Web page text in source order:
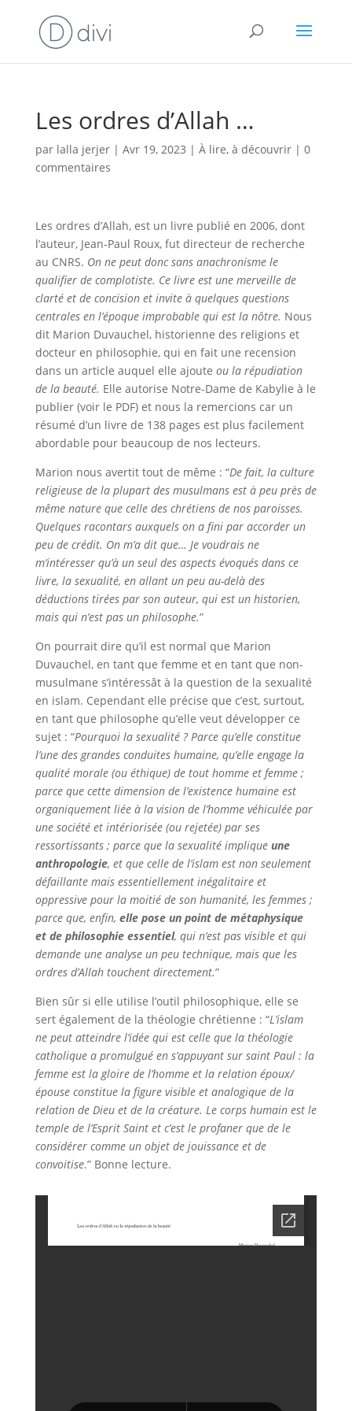
Les ordres d’Allah …
par lalla jerjer| Avr 19, 2023 | À lire, à découvrir| 0
commentaires
Les ordres d’Allah, est un livre publié en 2006, dont
l’auteur, Jean-Paul Roux, fut directeur de recherche
au CNRS. On ne peut donc sans anachronisme le
qualifier de complotiste. Ce livre est une merveille de
clarté et de concision et invite à quelques questions
centrales en l’époque improbable qui est la nôtre. Nous
dit Marion Duvauchel, historienne des religions et
docteur en philosophie, qui en fait une recension
dans un article auquel elle ajoute ou la répudiation
de la beauté. Elle autorise Notre-Dame de Kabylie à le
publier (voir le PDF) et nous la remercions car un
résumé d’un livre de 138 pages est plus facilement
abordable pour beaucoup de nos lecteurs.
Marion nous avertit tout de même : “De fait, la culture
religieuse de la plupart des musulmans est à peu près de
même nature que celle des chrétiens de nos paroisses.
Quelques racontars auxquels on a fini par accorder un
peu de crédit. On m’a dit que… Je voudrais ne
m’intéresser qu’à un seul des aspects évoqués dans ce
livre, la sexualité, en allant un peu au-delà des
déductions tirées par son auteur, qui est un historien,
mais qui n’est pas un philosophe.”
On pourrait dire qu’il est normal que Marion
Duvauchel, en tant que femme et en tant que non-
musulmane s’intéressât à la question de la sexualité
en islam. Cependant elle précise que c’est, surtout,
en tant que philosophe qu’elle veut développer ce
sujet : “Pourquoi la sexualité ? Parce qu’elle constitue
l’une des grandes conduites humaine, qu’elle engage la
qualité morale (ou éthique) de tout homme et femme ;
parce que cette dimension de l’existence humaine est
organiquement liée à la vision de l’homme véhiculée par
une société et intériorisée (ou rejetée) par ses
ressortissants ; parce que la sexualité implique une
anthropologie, et que celle de l’islam est non seulement
défaillante mais essentiellement inégalitaire et
oppressive pour la moitié de son humanité, les femmes ;
parce que, enfin, elle pose un point de métaphysique
et de philosophie essentiel, qui n’est pas visible et qui
demande une analyse un peu technique, mais que les
ordres d’Allah touchent directement.”
Bien sûr si elle utilise l’outil philosophique, elle se
sert également de la théologie chrétienne : “L’islam
ne peut atteindre l’idée qui est celle que la théologie
catholique a promulgué en s’appuyant sur saint Paul : la
femme est la gloire de l’homme et la relation époux/
épouse constitue la figure visible et analogique de la
relation de Dieu et de la créature. Le corps humain est le
temple de l’Esprit Saint et c’est le profaner que de le
considérer comme un objet de jouissance et de
convoitise.” Bonne lecture.